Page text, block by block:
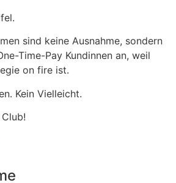
sind keine Ausnahme, sondern
Time-Pay Kundinnen an, weil
on fire ist.
Kein Vielleicht.